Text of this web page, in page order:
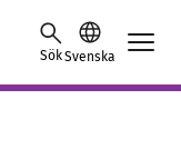
SökSvenska